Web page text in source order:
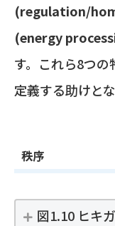
(regulation/
(energy
す。これら8つ
定義する助けとな
秩序
図1.10 ヒキ